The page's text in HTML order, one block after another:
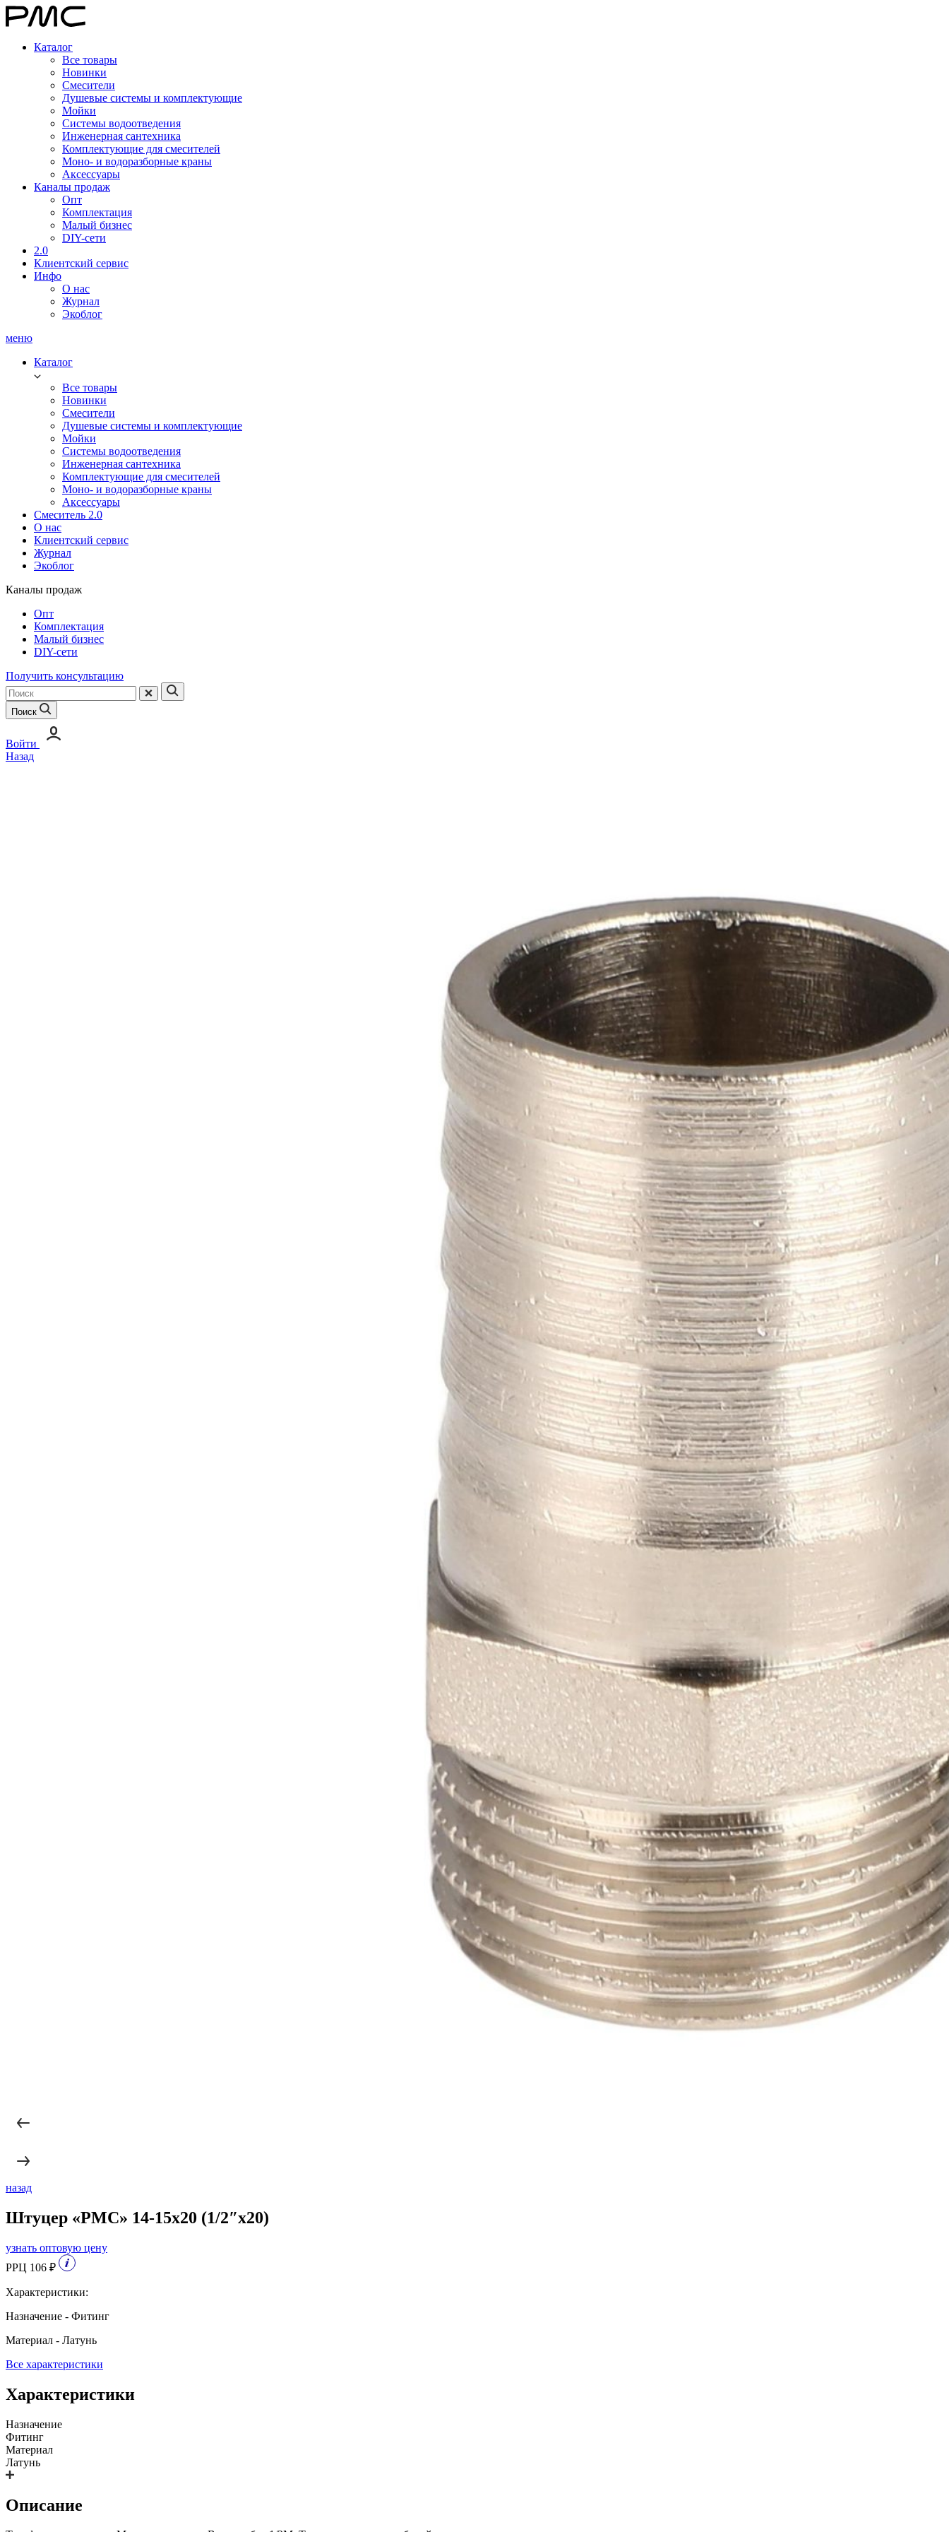
Каталог
Все товары
Новинки
Смесители
Душевые системы и комплектующие
Мойки
Системы водоотведения
Инженерная сантехника
Комплектующие для смесителей
Моно- и водоразборные краны
Аксессуары
Каналы продаж
Опт
Комплектация
Малый бизнес
DIY-сети
2.0
Клиентский сервис
Инфо
О нас
Журнал
Экоблог
меню
Каталог
Все товары
Новинки
Смесители
Душевые системы и комплектующие
Мойки
Системы водоотведения
Инженерная сантехника
Комплектующие для смесителей
Моно- и водоразборные краны
Аксессуары
Смеситель 2.0
О нас
Клиентский сервис
Журнал
Экоблог
Каналы продаж
Опт
Комплектация
Малый бизнес
DIY-сети
Получить консультацию
Поиск
Войти
Назад
назад
Штуцер «РМС» 14-15х20 (1/2″х20)
узнать оптовую цену
РРЦ 106 ₽
Характеристики:
Назначение - Фитинг
Материал - Латунь
Все характеристики
Характеристики
Назначение
Фитинг
Материал
Латунь
Описание